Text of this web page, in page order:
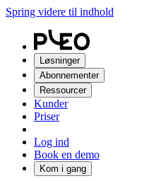
Spring videre til indhold
Løsninger
Abonnementer
Ressourcer
Kunder
Priser
Log ind
Book en demo
Kom i gang